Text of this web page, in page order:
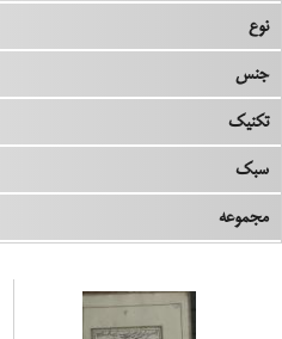
نوع
جنس
تکنیک
سبک
مجموعه